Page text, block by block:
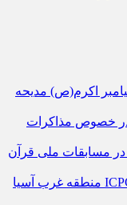
اکرم(ص) مدیحه
در خصوص مذاکرات
در مسابقات ملی قرآن